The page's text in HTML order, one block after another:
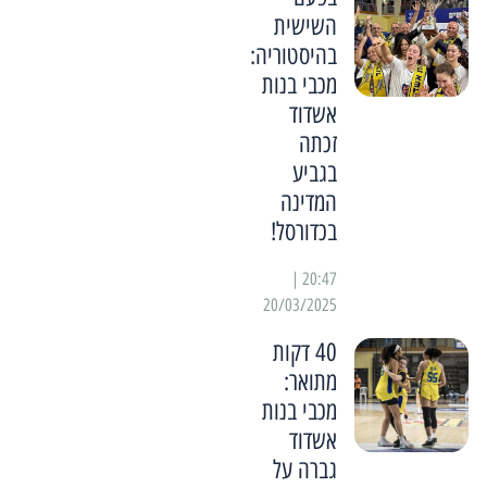
השישית
בהיסטוריה:
מכבי בנות
אשדוד
זכתה
בגביע
המדינה
בכדורסל!
20/03/2025
40 דקות
מתואר:
מכבי בנות
אשדוד
גברה על